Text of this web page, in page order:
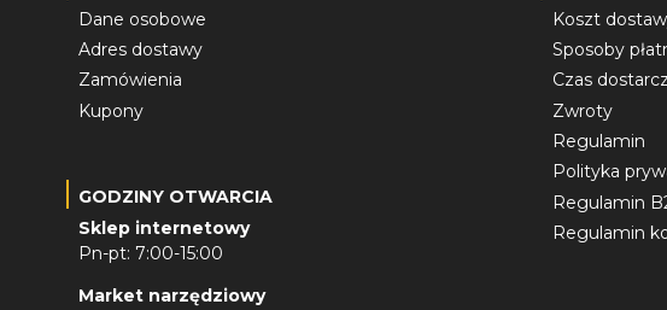
Dane osobowe
Adres dostawy
Zamówienia
Kupony
GODZINY OTWARCIA
Sklep internetowy
Pn-pt: 7:00-15:00
Market narzędziowy
Koszt
Sposoby
Czas
Zwroty
Regulamin
Polityka
Regulamin
Regulamin